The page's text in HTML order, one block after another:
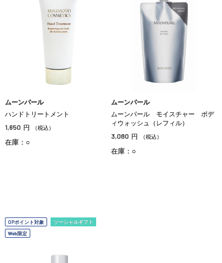
ムーンパール
ハンドトリートメント
1,650 円 （税込）
在庫：○
ムーンパール
ムーンパール モイスチャー ボデ
ィウォッシュ（レフィル）
3,080 円 （税込）
在庫：○
OPポイント対象
ソーシャルギフト
Web限定